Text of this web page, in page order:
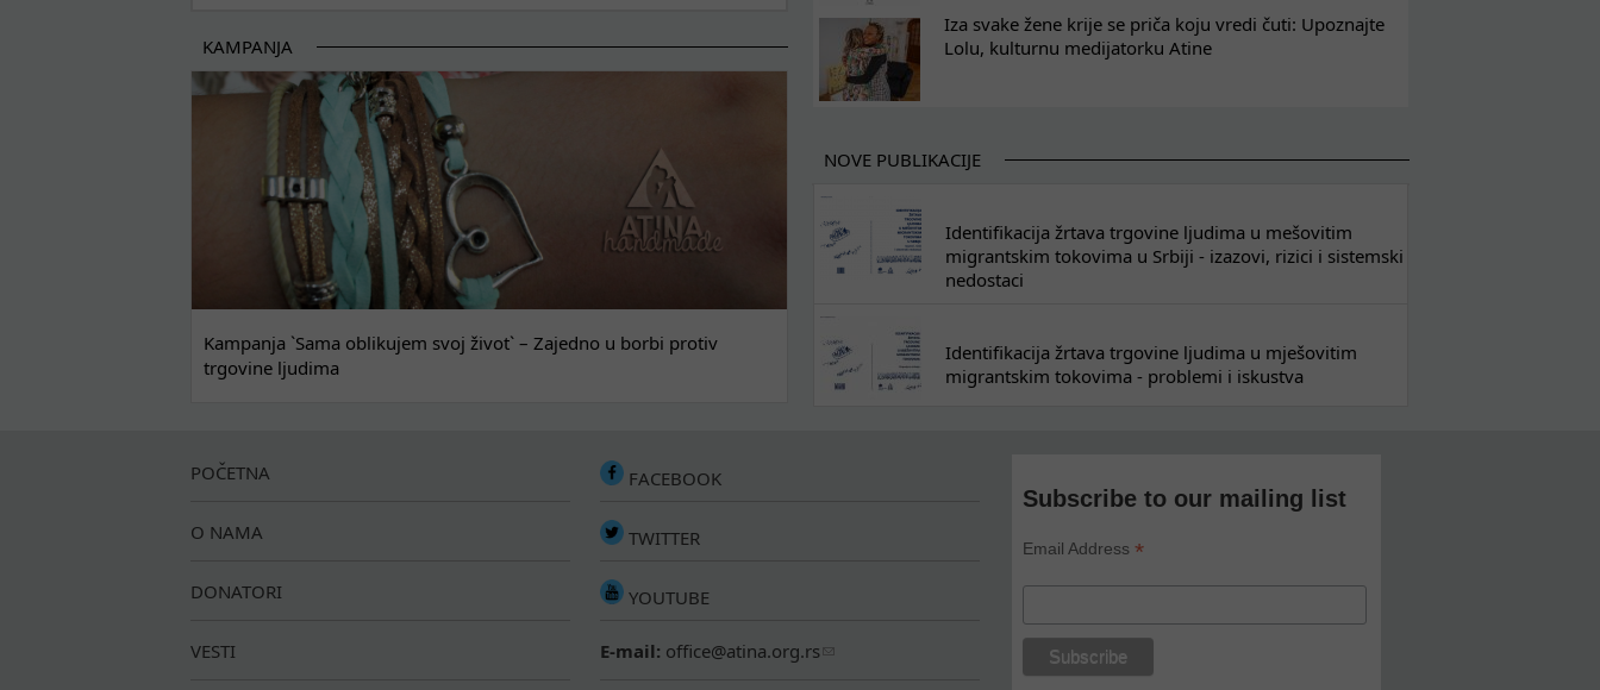
KAMPANJA
Kampanja `Sama oblikujem svoj život` – Zajedno u borbi protiv
trgovine ljudima
Iza svake žene krije se priča koju vredi čuti: Upoznajte
Lolu, kulturnu medijatorku Atine
NOVE PUBLIKACIJE
Identifikacija žrtava trgovine ljudima u mešovitim
migrantskim tokovima u Srbiji - izazovi, rizici i sistemski
nedostaci
Identifikacija žrtava trgovine ljudima u mješovitim
migrantskim tokovima - problemi i iskustva
POČETNA
O NAMA
DONATORI
VESTI
FACEBOOK
TWITTER
YOUTUBE
E-mail: office@atina.org.rs
Subscribe to our mailing list
Email Address*